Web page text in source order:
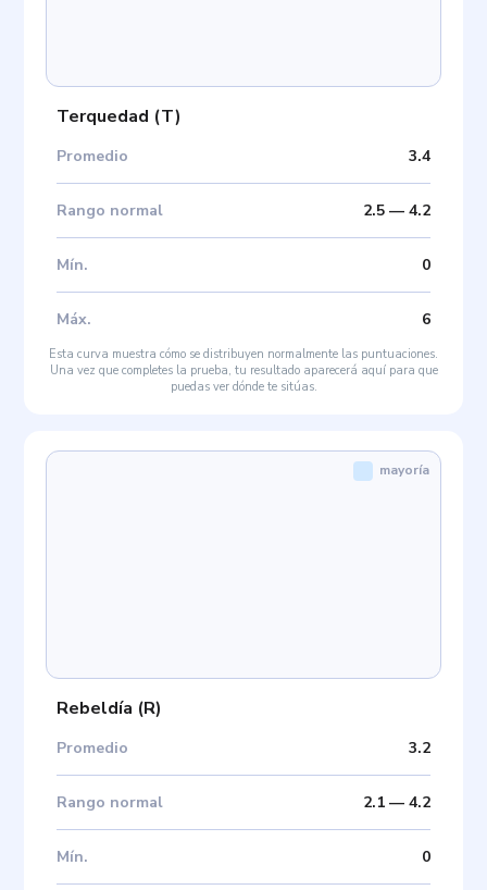
Terquedad (T)
Promedio 3.4
Rango normal 2.5— 4.2
Mín. 0
Máx. 6
Esta curva muestra cómo se distribuyen normalmente las puntuaciones.
Una vez que completes la prueba, tu resultado aparecerá aquí para que
puedas ver dónde te sitúas.
Rebeldía (R)
Promedio 3.2
Rango normal 2.1— 4.2
Mín. 0
mayoría